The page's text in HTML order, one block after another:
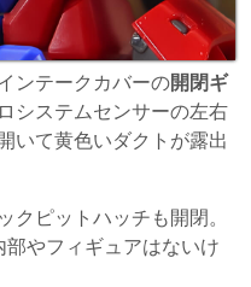
ンテークカバーの開閉ギ
システムセンサーの左右
いて黄色いダクトが露出
クピットハッチも開閉。
やフィギュアはないけ